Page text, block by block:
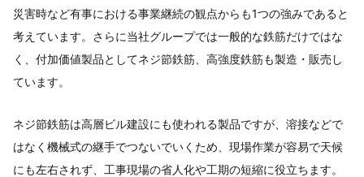
災害時など有事における事業継続の観点からも1つの強みであると
考えています。さらに当社グループでは一般的な鉄筋だけではな
く、付加価値製品としてネジ節鉄筋、高強度鉄筋も製造・販売し
ています。
ネジ節鉄筋は高層ビル建設にも使われる製品ですが、溶接などで
はなく機械式の継手でつないでいくため、現場作業が容易で天候
にも左右されず、工事現場の省人化や工期の短縮に役立ちます。